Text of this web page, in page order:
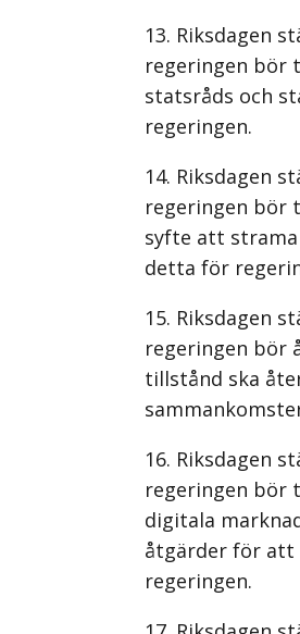
Riksdagen
regeringen bör
statsråds och
regeringen.
Riksdagen
regeringen bör
syfte att
detta för
Riksdagen
regeringen bör
tillstånd ska
Riksdagen
regeringen bör
digitala
åtgärder för att
regeringen.